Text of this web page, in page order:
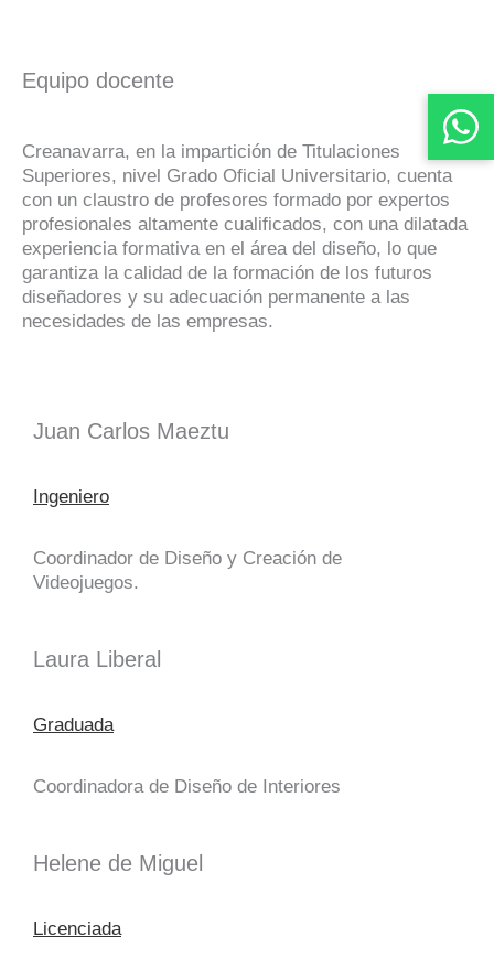
Equipo docente
Creanavarra, en la impartición de Titulaciones
Superiores, nivel Grado Oficial Universitario, cuenta
con un claustro de profesores formado por expertos
profesionales altamente cualificados, con una dilatada
experiencia formativa en el área del diseño, lo que
garantiza la calidad de la formación de los futuros
diseñadores y su adecuación permanente a las
necesidades de las empresas.
Juan Carlos Maeztu
Ingeniero
Coordinador de Diseño y Creación de
Videojuegos.
Laura Liberal
Graduada
Coordinadora de Diseño de Interiores
Helene de Miguel
Licenciada